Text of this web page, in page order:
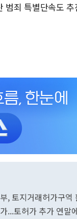
죄 특별단속도
토지거래허가구역
...토허가 추가 연말